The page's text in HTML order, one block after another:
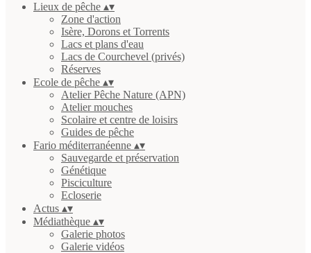
Lieux de pêche ▴▾
Zone d'action
Isère, Dorons et Torrents
Lacs et plans d'eau
Lacs de Courchevel (privés)
Réserves
Ecole de pêche ▴▾
Atelier Pêche Nature (APN)
Atelier mouches
Scolaire et centre de loisirs
Guides de pêche
Fario méditerranéenne ▴▾
Sauvegarde et préservation
Génétique
Pisciculture
Ecloserie
Actus ▴▾
Médiathèque ▴▾
Galerie photos
Galerie vidéos